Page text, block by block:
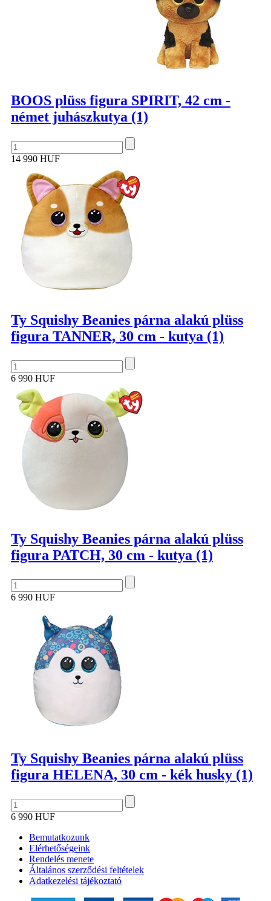
BOOS plüss figura SPIRIT, 42 cm -
német juhászkutya (1)
14 990 HUF
Ty Squishy Beanies párna alakú plüss
figura TANNER, 30 cm - kutya (1)
6 990 HUF
Ty Squishy Beanies párna alakú plüss
figura PATCH, 30 cm - kutya (1)
6 990 HUF
Ty Squishy Beanies párna alakú plüss
figura HELENA, 30 cm - kék husky (1)
6 990 HUF
Bemutatkozunk
Elérhetőségeink
Rendelés menete
Általános szerződési feltételek
Adatkezelési tájékoztató